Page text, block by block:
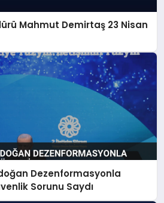
Mahmut Demirtaş 23 Nisan
Dezenformasyonla
Sorunu Saydı